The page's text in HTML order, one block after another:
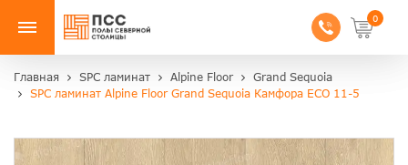
0
Главная SPC ламинат Alpine Floor
Grand Sequoia
SPC ламинат Alpine Floor Grand Sequoia Камфора ЕСО 11-5